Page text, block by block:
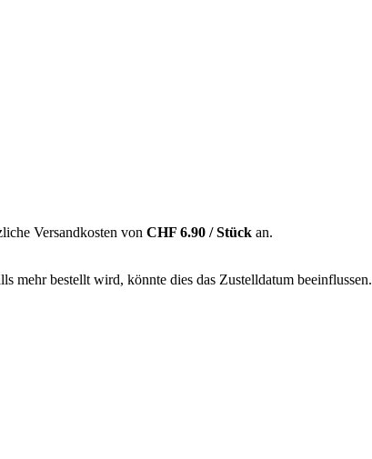
Versandkosten von CHF 6.90 / Stück an.
mehr bestellt wird, könnte dies das Zustelldatum beeinflussen.